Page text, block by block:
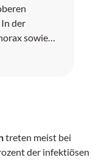
der
sowie
treten meist bei
der infektiösen